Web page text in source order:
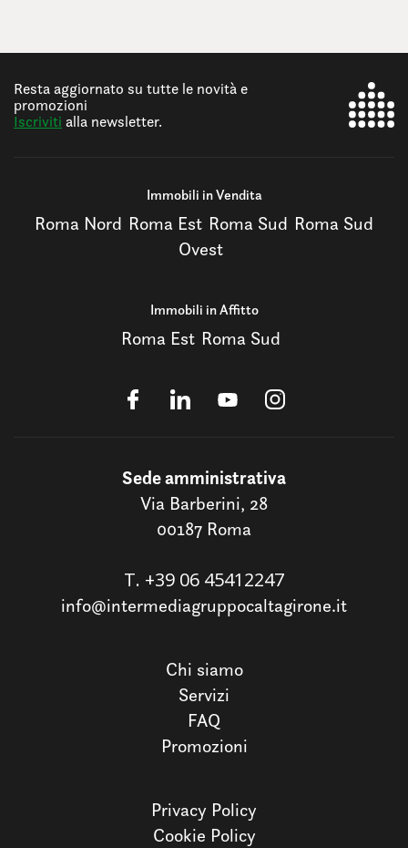
Resta aggiornato su tutte le novità e
promozioni
Iscriviti alla newsletter.
Immobili in Vendita
Roma Nord Roma Est Roma Sud Roma Sud
Ovest
Immobili in Affitto
Roma Est Roma Sud
Sede amministrativa
Via Barberini, 28
00187 Roma
T. +39 06 45412247
info@intermediagruppocaltagirone.it
Chi siamo
Servizi
FAQ
Promozioni
Privacy Policy
Cookie Policy